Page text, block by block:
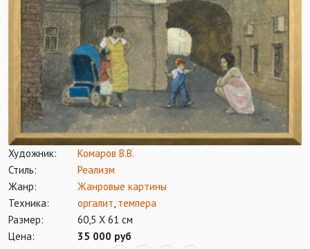
Художник:
Комаров В.В.
Стиль:
Реализм
Жанр:
Жанровые картины
Техника:
оргалит темпера
Размер:
60,5 Х 61 см
Цена:
35 000 руб